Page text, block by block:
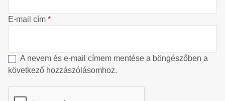
E-mail cím *
A nevem és e-mail címem mentése a böngészőben a
következő hozzászólásomhoz.